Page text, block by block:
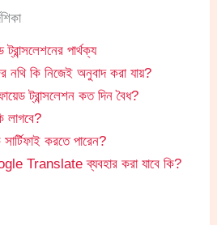
ট্রান্সলেশনের পার্থক্য
কি নিজেই অনুবাদ করা যায়?
ট্রান্সলেশন কত দিন বৈধ?
লাগবে?
করতে পারেন?
Translate ব্যবহার করা যাবে কি?